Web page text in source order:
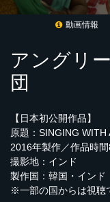
動画情報
アングリ
団
【日本初公開作品】
原題：SINGING WITH
2016年製作／作品時
撮影地：インド
製作国：韓国・インド
※一部の国からは視聴